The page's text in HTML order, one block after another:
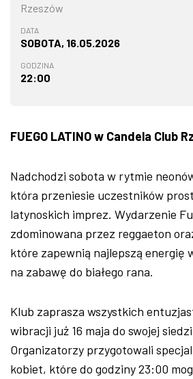
Rzeszów
DATA
SOBOTA, 16.05.2026
GODZINA
22:00
FUEGO LATINO w Candela Club
Nadchodzi sobota w rytmie
która przeniesie uczestników
latynoskich imprez. Wydarzenie
zdominowana przez reggaeton
które zapewnią najlepszą energię
na zabawę do białego rana.
Klub zaprasza wszystkich
wibracji już 16 maja do swojej
Organizatorzy przygotowali
kobiet, które do godziny 23:00